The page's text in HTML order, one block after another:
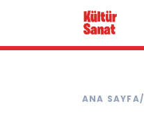
ANA SAYFA/